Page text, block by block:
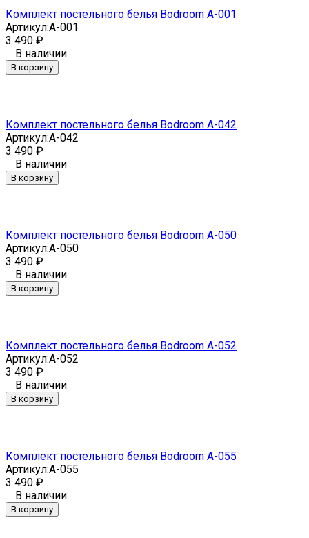
Комплект постельного белья Bodroom A-001
Артикул:A-001
3 490 ₽
В наличии
В корзину
Комплект постельного белья Bodroom A-042
Артикул:A-042
3 490 ₽
В наличии
В корзину
Комплект постельного белья Bodroom A-050
Артикул:A-050
3 490 ₽
В наличии
В корзину
Комплект постельного белья Bodroom A-052
Артикул:A-052
3 490 ₽
В наличии
В корзину
Комплект постельного белья Bodroom A-055
Артикул:A-055
3 490 ₽
В наличии
В корзину